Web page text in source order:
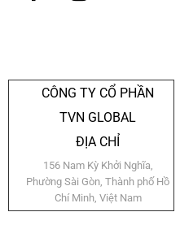
CÔNG TY CỔ PHẦN
TVN GLOBAL
ĐỊA CHỈ
156 Nam Kỳ Khởi Nghĩa,
Phường Sài Gòn, Thành phố Hồ
Chí Minh, Việt Nam